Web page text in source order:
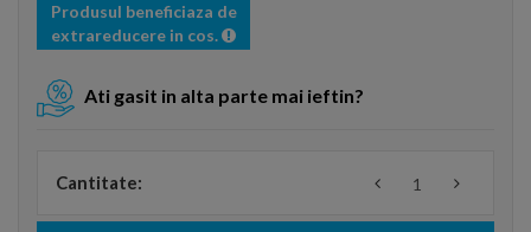
Produsul beneficiaza de
extrareducere in cos.
Ati gasit in alta parte mai ieftin?
Cantitate: